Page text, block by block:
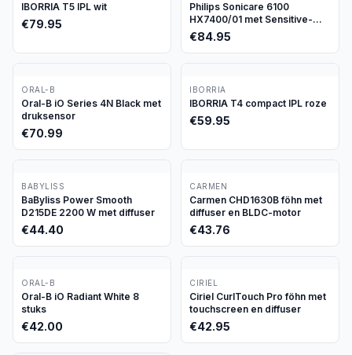
IBORRIA T5 IPL wit
€79.95
Philips Sonicare 6100
HX7400/01 met Sensitive-
stand
€84.95
ORAL-B
Oral-B iO Series 4N Black met
druksensor
€70.99
IBORRIA
IBORRIA T4 compact IPL roze
€59.95
BABYLISS
BaByliss Power Smooth
D215DE 2200 W met diffuser
€44.40
CARMEN
Carmen CHD1630B föhn met
diffuser en BLDC-motor
€43.76
ORAL-B
Oral-B iO Radiant White 8
stuks
€42.00
CIRIEL
Ciriel CurlTouch Pro föhn met
touchscreen en diffuser
€42.95